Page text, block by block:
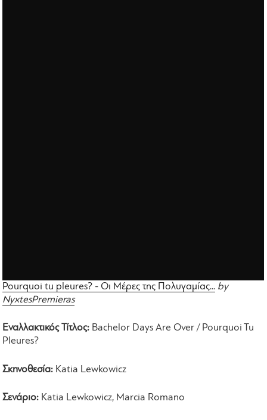
Pourquoi tu pleures? - Οι Μέρες της Πολυγαμίας... by
NyxtesPremieras
Εναλλακτικός Τίτλος: Bachelor Days Are Over / Pourquoi Tu
Pleures?
Σκηνοθεσία: Katia Lewkowicz
Σενάριο: Katia Lewkowicz, Marcia Romano